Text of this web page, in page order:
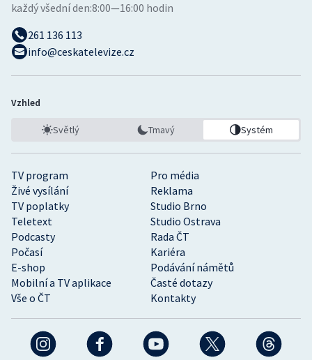
TV program
Pro média
Živé vysílání
Reklama
TV poplatky
Studio Brno
Teletext
Studio Ostrava
Podcasty
Rada ČT
Počasí
Kariéra
E-shop
Podávání námětů
Mobilní a TV aplikace
Časté dotazy
Vše o ČT
Kontakty
každý všední den:8:00—16:00 hodin
261 136 113
info@ceskatelevize.cz
Vzhled
Světlý Tmavý Systém